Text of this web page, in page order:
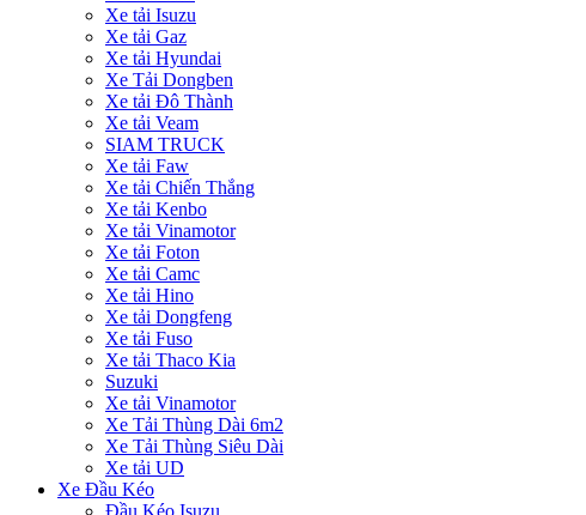
Xe tải Isuzu
Xe tải Gaz
Xe tải Hyundai
Xe Tải Dongben
Xe tải Đô Thành
Xe tải Veam
SIAM TRUCK
Xe tải Faw
Xe tải Chiến Thắng
Xe tải Kenbo
Xe tải Vinamotor
Xe tải Foton
Xe tải Camc
Xe tải Hino
Xe tải Dongfeng
Xe tải Fuso
Xe tải Thaco Kia
Suzuki
Xe tải Vinamotor
Xe Tải Thùng Dài 6m2
Xe Tải Thùng Siêu Dài
Xe tải UD
Xe Đầu Kéo
Đầu Kéo Isuzu